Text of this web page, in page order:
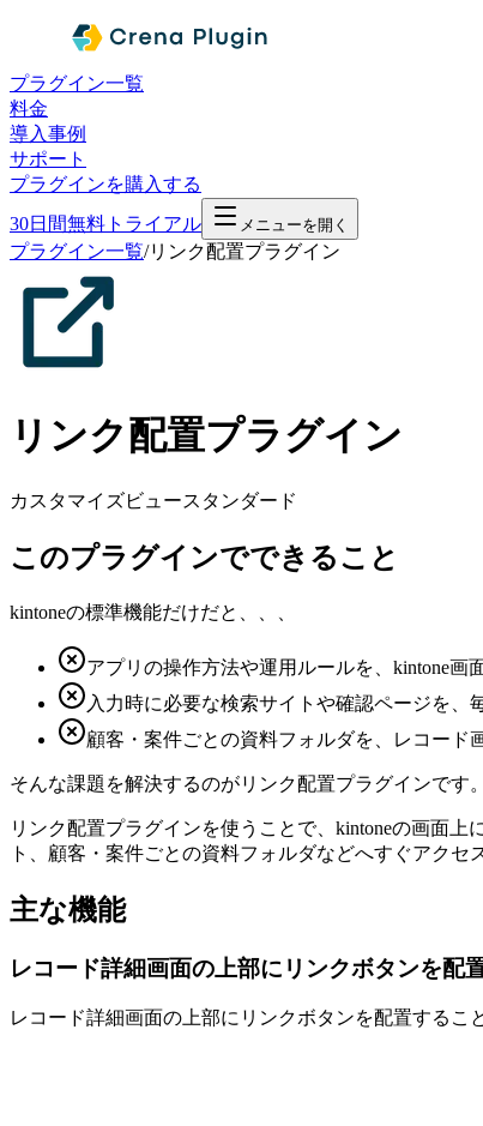
プラグイン一覧
料金
導入事例
サポート
プラグインを購入する
30日間無料トライアル
メニューを開く
プラグイン一覧/リンク配置プラグイン
リンク配置プラグイン
カスタマイズビュースタンダード
このプラグインでできること
kintoneの標準機能だけだと、、、
アプリの操作方法や運用ルールを、kintone
入力時に必要な検索サイトや確認ページを
顧客・案件ごとの資料フォルダを、レコー
そんな課題を解決するのがリンク配置プラグインです。
リンク配置プラグインを使うことで、kintoneの画面
ト、顧客・案件ごとの資料フォルダなどへすぐアクセ
主な機能
レコード詳細画面の上部にリンクボタンを配
レコード詳細画面の上部にリンクボタンを配置するこ